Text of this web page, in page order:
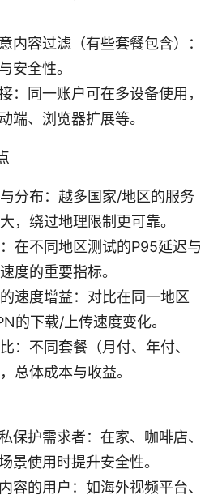
内容过滤（有些套餐包含）：
安全性。
：同一账户可在多设备使用，
端、浏览器扩展等。
分布：越多国家/地区的服务
，绕过地理限制更可靠。
在不同地区测试的P95延迟与
度的重要指标。
速度增益：对比在同一地区
的下载/上传速度变化。
：不同套餐（月付、年付、
总体成本与收益。
保护需求者：在家、咖啡店、
景使用时提升安全性。
容的用户：如海外视频平台、